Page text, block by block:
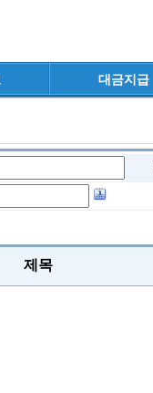
대금지급
제목